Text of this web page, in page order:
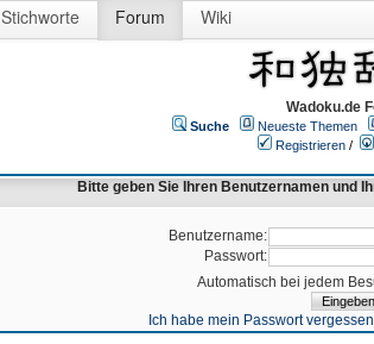
Stichworte Forum Wiki
Wadoku.de
Suche Neueste Themen
Registrieren /
Bitte geben Sie Ihren Benutzernamen und
Benutzername:
Passwort:
Automatisch bei jedem
Ich habe mein Passwort vergessen